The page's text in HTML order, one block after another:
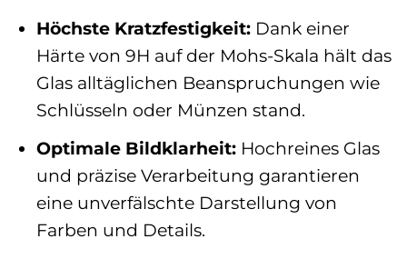
Höchste Kratzfestigkeit:Dank einer
Härte von 9H auf der Mohs-Skala hält das
Glas alltäglichen Beanspruchungen wie
Schlüsseln oder Münzen stand.
Optimale Bildklarheit:Hochreines Glas
und präzise Verarbeitung garantieren
eine unverfälschte Darstellung von
Farben und Details.